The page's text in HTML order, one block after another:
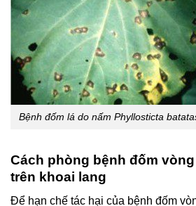
Bệnh đốm lá do nấm Phyllosticta
Cách phòng bệnh đốm
trên khoai lang
Để hạn chế tác hại của bệnh đốm